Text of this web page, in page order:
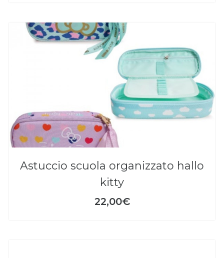
astuccio scuola organizzato hallo
kitty
22,00€